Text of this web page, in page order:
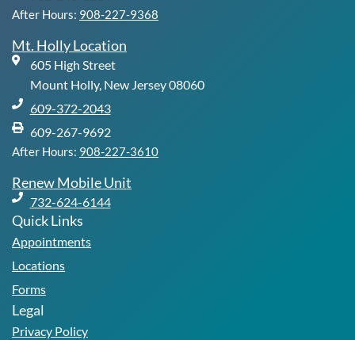
After Hours: 908-227-9368
Mt. Holly Location
605 High Street
Mount Holly, New Jersey 08060
609-372-2043
609-267-9692
After Hours: 908-227-3610
Renew Mobile Unit
732-624-6144
Quick Links
Appointments
Locations
Forms
Legal
Privacy Policy